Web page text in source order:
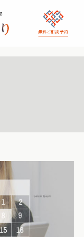
無料ご相談 予約